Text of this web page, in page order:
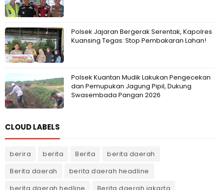
Polsek Jajaran Bergerak Serentak, Kapolres
Kuansing Tegas: Stop Pembakaran Lahan!
Polsek Kuantan Mudik Lakukan Pengecekan
dan Pemupukan Jagung Pipil, Dukung
Swasembada Pangan 2026
CLOUD LABELS
berira berita Berita
berita daerah
Berita daerah
berita daerah headline
berita daerah hedline
Berita daerah jakarta